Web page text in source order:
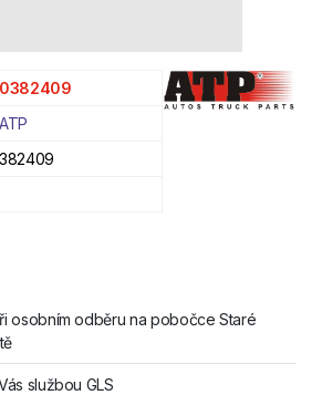
0382409
ATP
382409
osobním odběru na pobočce Staré
službou GLS